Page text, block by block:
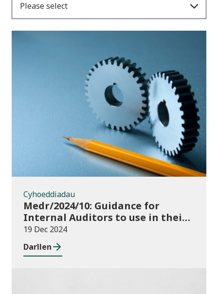
Please select
Cyhoeddiadau
Cyhoeddiadau
Medr/2024/10: Guidance for
Internal Auditors to use in their
Annual Internal Audit of HE Data
Systems and Processes
19 Dec 2024
Darllen